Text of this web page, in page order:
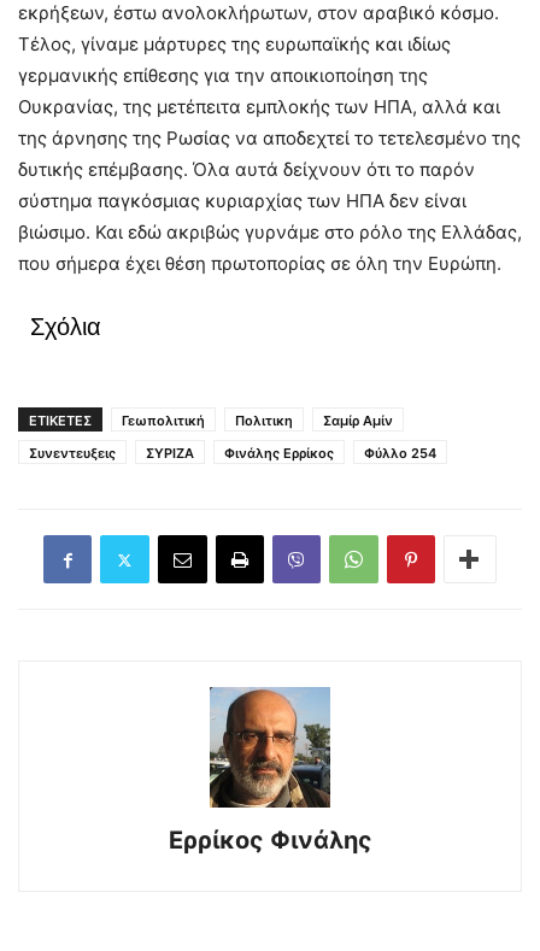
εκρήξεων, έστω ανολοκλήρωτων, στον αραβικό κόσμο.
Τέλος, γίναμε μάρτυρες της ευρωπαϊκής και ιδίως
γερμανικής επίθεσης για την αποικιοποίηση της
Ουκρανίας, της μετέπειτα εμπλοκής των ΗΠΑ, αλλά και
της άρνησης της Ρωσίας να αποδεχτεί το τετελεσμένο της
δυτικής επέμβασης. Όλα αυτά δείχνουν ότι το παρόν
σύστημα παγκόσμιας κυριαρχίας των ΗΠΑ δεν είναι
βιώσιμο. Και εδώ ακριβώς γυρνάμε στο ρόλο της Ελλάδας,
που σήμερα έχει θέση πρωτοπορίας σε όλη την Ευρώπη.
Σχόλια
ΕΤΙΚΕΤΕΣ Γεωπολιτική Πολιτικη
Σαμίρ Αμίν
Συνεντευξεις
ΣΥΡΙΖΑ Φινάλης Ερρίκος Φύλλο 254
Ερρίκος Φινάλης